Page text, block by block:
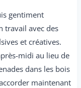
gentiment
travail avec des
et créatives.
midi au lieu de
dans les bois
maintenant